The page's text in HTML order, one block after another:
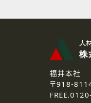
福井本社
〒918-
FREE.